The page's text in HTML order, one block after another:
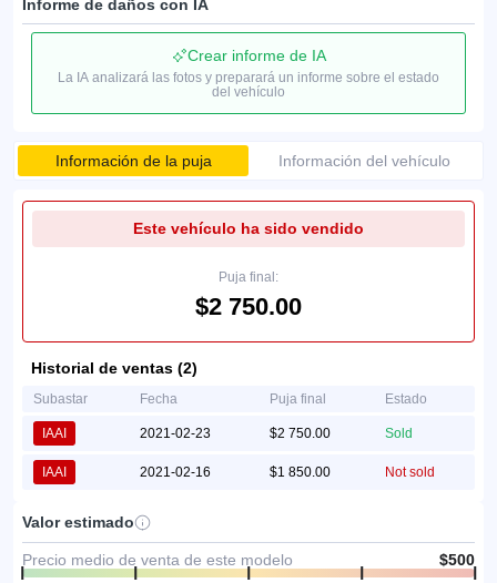
Informe de daños con IA
Crear informe de IA
La IA analizará las fotos y preparará un informe sobre el estado
del vehículo
Información de la puja Información del vehículo
Este vehículo ha sido vendido
Puja final:
$2 750.00
Historial de ventas (2)
Subastar Fecha Puja final Estado
IAAI 2021-02-23 $2 750.00 Sold
IAAI 2021-02-16 $1 850.00 Not sold
Valor estimado
Precio medio de venta de este modelo $500